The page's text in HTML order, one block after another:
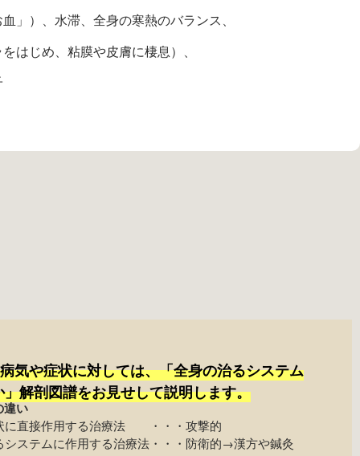
」）、水滞、全身の寒熱のバランス、
はじめ、粘膜や皮膚に棲息）、
気や症状に対しては、「全身の治るシステム
解剖図譜をお見せして説明します。
違い
に直接作用する治療法 ・・・攻撃的
システムに作用する治療法・・・防衛的→漢方や鍼灸